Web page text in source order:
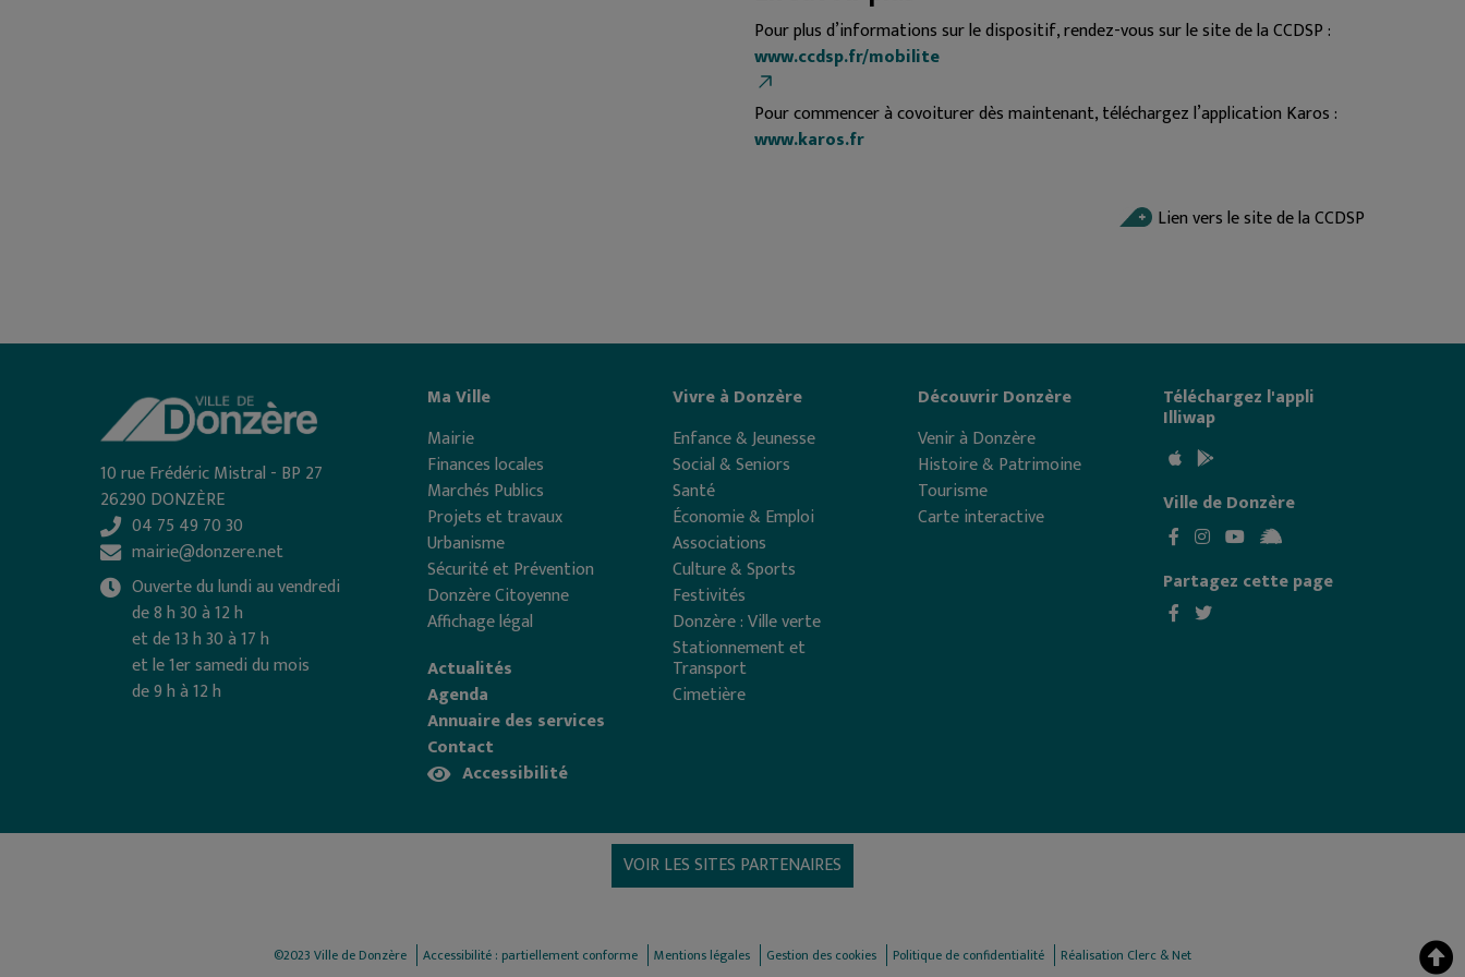
Pour plus d’informations sur le dispositif, rendez-vous sur le site de la CCDSP :
www.ccdsp.fr/mobilite
Pour commencer à covoiturer dès maintenant, téléchargez l’application Karos :
www.karos.fr
Lien vers le site de la CCDSP
10 rue Frédéric Mistral - BP 27
26290 DONZÈRE
04 75 49 70 30
mairie@donzere.net
Ouverte du lundi au vendredi
de 8 h 30 à 12 h
et de 13 h 30 à 17 h
et le 1er samedi du mois
de 9 h à 12 h
Ma Ville
Mairie
Finances locales
Marchés Publics
Projets et travaux
Urbanisme
Sécurité et Prévention
Donzère Citoyenne
Affichage légal
Actualités
Agenda
Annuaire des services
Contact
Accessibilité
Vivre à Donzère
Enfance & Jeunesse
Social & Seniors
Santé
Économie & Emploi
Associations
Culture & Sports
Festivités
Donzère : Ville verte
Stationnement et
Transport
Cimetière
Découvrir Donzère
Venir à Donzère
Histoire & Patrimoine
Tourisme
Carte interactive
Téléchargez l'appli
Illiwap
Ville de Donzère
Partagez cette page
VOIR LES SITES PARTENAIRES
©2023 Ville de Donzère Accessibilité : partiellement conforme Mentions légales Gestion des cookies Politique de confidentialité Réalisation Clerc & Net